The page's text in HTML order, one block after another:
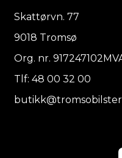
Skattørvn. 77
9018 Tromsø
Org. nr.
Tlf: 48 00 32 00